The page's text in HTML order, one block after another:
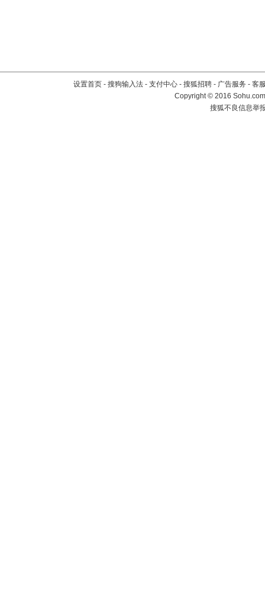
设置首页 - 搜狗输入法 - 支付中心 - 搜狐招聘 - 广告服务 - 客
Copyright©2016
搜狐不良信息举